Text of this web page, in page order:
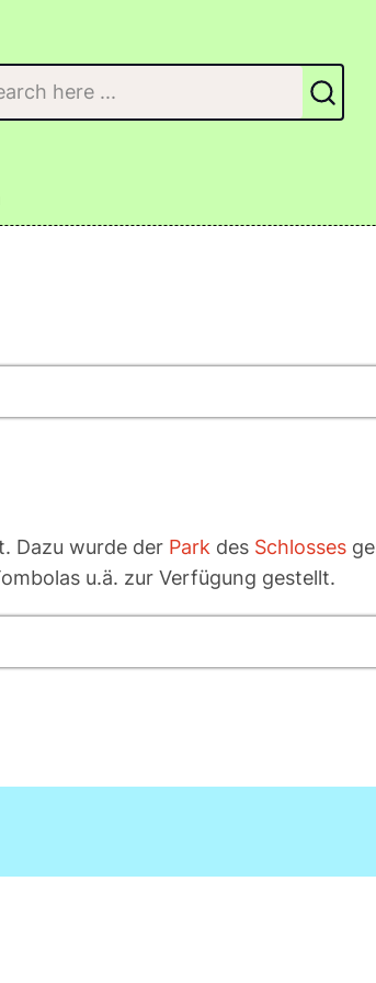
Dazu wurde der Park des Schlosses
u.ä. zur Verfügung gestellt.